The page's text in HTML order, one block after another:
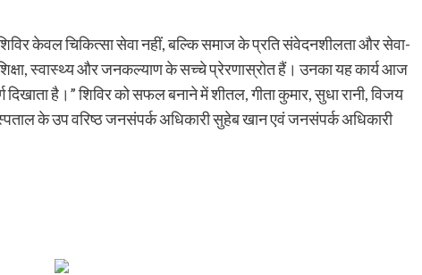
शिविर केवल चिकित्सा सेवा नहीं, बल्कि समाज के प्रति संवेदनशीलता और सेवा-
स्वास्थ्य और जनकल्याण के सच्चे प्रेरणास्रोत हैं। उनका यह कार्य आज
है।” शिविर को सफल बनाने में शीतल, गीता कुमार, सुधा रानी, विजय
के उप वरिष्ठ जनसंपर्क अधिकारी सुहेब खान एवं जनसंपर्क अधिकारी